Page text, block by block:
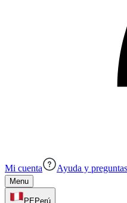
Mi cuenta Ayuda y
Menu
PE Perú